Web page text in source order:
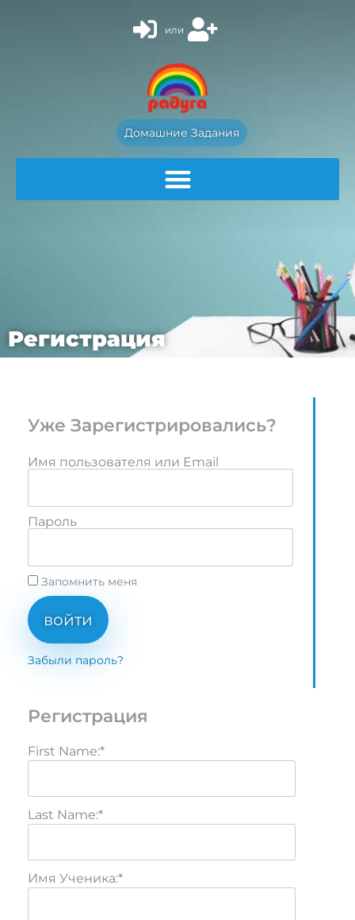
или
Домашние Задания
Регистрация
Уже Зарегистрировались?
Имя пользователя или Email
Пароль
Запомнить меня
войти
Забыли пароль?
Регистрация
First Name:*
Last Name:*
Имя Ученика:*